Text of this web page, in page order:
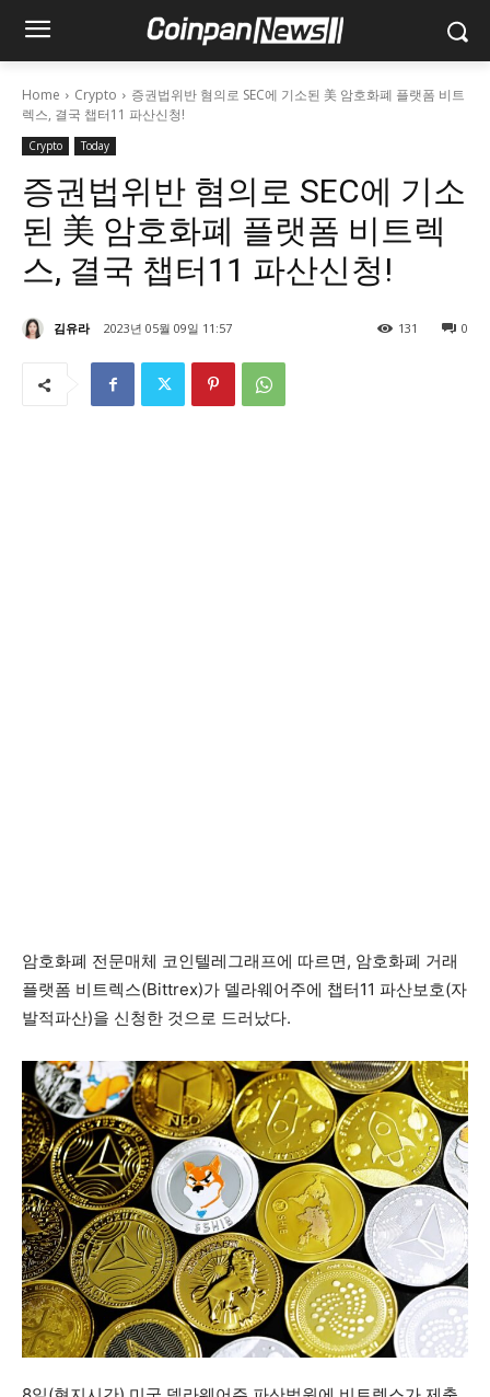
Home Crypto
증권법위반 혐의로 SEC에 기소된 美 암호화폐 플랫폼 비트
렉스, 결국 챕터11 파산신청!
Crypto Today
증권법위반 혐의로 SEC에 기소
된 美 암호화폐 플랫폼 비트렉
스, 결국 챕터11 파산신청!
김유라 2023년 05월 09일 11:57 0
131
암호화폐 전문매체 코인텔레그래프에 따르면, 암호화폐 거래
플랫폼 비트렉스(Bittrex)가 델라웨어주에 챕터11 파산보호(자
발적파산)을 신청한 것으로 드러났다.